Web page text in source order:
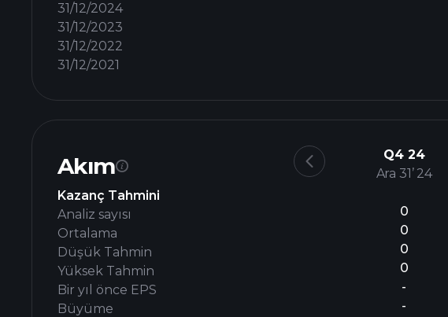
31/12/2024
31/12/2023
31/12/2022
31/12/2021
Akım
Kazanç Tahmini
Analiz sayısı
Ortalama
Düşük Tahmin
Yüksek Tahmin
Bir yıl önce EPS
Büyüme
Q4 24
Ara 31’ 24
0
0
0
0
-
-